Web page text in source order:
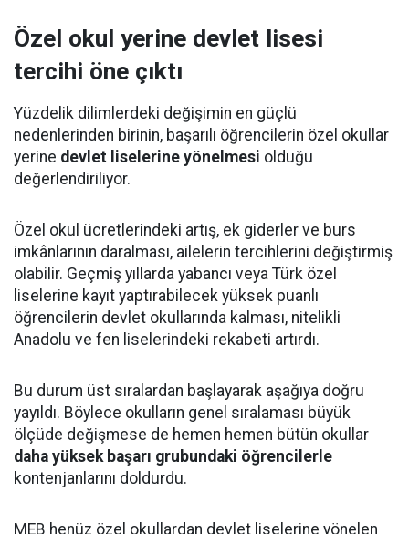
Özel okul yerine devlet lisesi
tercihi öne çıktı
Yüzdelik dilimlerdeki değişimin en güçlü
nedenlerinden birinin, başarılı öğrencilerin özel okullar
yerine devlet liselerine yönelmesi olduğu
değerlendiriliyor.
Özel okul ücretlerindeki artış, ek giderler ve burs
imkânlarının daralması, ailelerin tercihlerini değiştirmiş
olabilir. Geçmiş yıllarda yabancı veya Türk özel
liselerine kayıt yaptırabilecek yüksek puanlı
öğrencilerin devlet okullarında kalması, nitelikli
Anadolu ve fen liselerindeki rekabeti artırdı.
Bu durum üst sıralardan başlayarak aşağıya doğru
yayıldı. Böylece okulların genel sıralaması büyük
ölçüde değişmese de hemen hemen bütün okullar
daha yüksek başarı grubundaki öğrencilerle
kontenjanlarını doldurdu.
MEB henüz özel okullardan devlet liselerine yönelen